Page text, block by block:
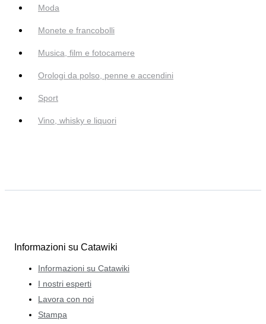
Moda
Monete e francobolli
Musica, film e fotocamere
Orologi da polso, penne e accendini
Sport
Vino, whisky e liquori
Informazioni su Catawiki
Informazioni su Catawiki
I nostri esperti
Lavora con noi
Stampa